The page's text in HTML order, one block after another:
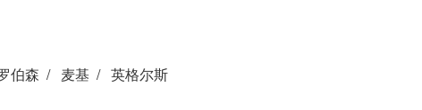
伯森 / 麦基 / 英格尔斯